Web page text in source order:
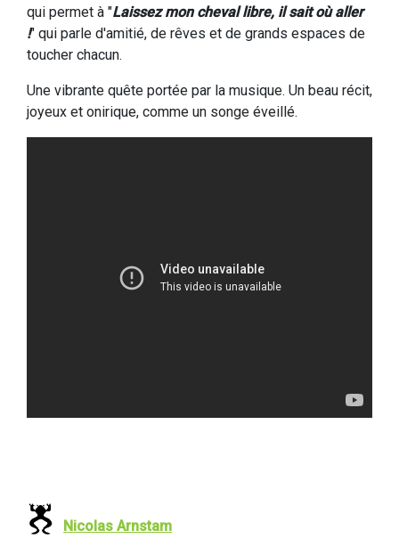
qui permet à "Laissez mon cheval libre, il sait où aller
!" qui parle d'amitié, de rêves et de grands espaces de
toucher chacun.
Une vibrante quête portée par la musique. Un beau récit,
joyeux et onirique, comme un songe éveillé.
Nicolas Arnstam